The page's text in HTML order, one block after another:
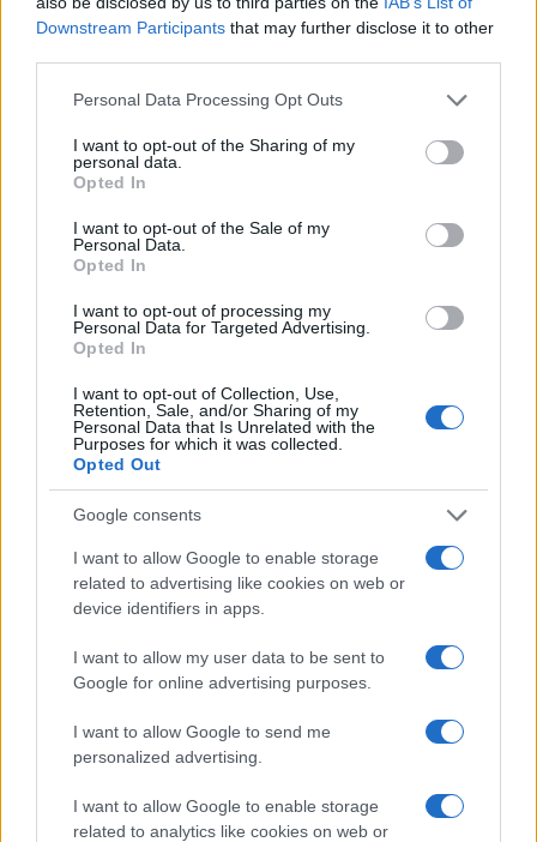
Downstream Participants that may further disclose it to other
Please note that this website/app uses one or more Google
not limited to your visit or usage behaviour. You may click to
grant or deny consent to Google and its third-party tags to
use your data for below specified purposes in below Google
consent section.
Personal Data Processing Opt Outs
I want to opt-out of the Sharing of my
personal data.
Opted In
I want to opt-out of the Sale of my
Personal Data.
Opted In
I want to opt-out of processing my
Personal Data for Targeted Advertising.
Opted In
I want to opt-out of Collection, Use,
Retention, Sale, and/or Sharing of my
Personal Data that Is Unrelated with the
Purposes for which it was collected.
Opted Out
Google consents
I want to allow Google to enable storage
related to advertising like cookies on web or
device identifiers in apps.
I want to allow my user data to be sent to
Google for online advertising purposes.
I want to allow Google to send me
personalized advertising.
I want to allow Google to enable storage
related to analytics like cookies on web or
SOSTENIBILITÀ
Agenda sostenibile: integra obiettivi green nella tua
Andrea Innocenti · 8 Ago 2026
SOSTENIBILITÀ